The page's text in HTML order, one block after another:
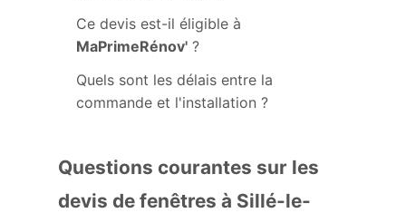
Ce devis est-il éligible à
MaPrimeRénov' ?
Quels sont les délais entre la
commande et l'installation ?
Questions courantes sur les
devis de fenêtres à Sillé-le-